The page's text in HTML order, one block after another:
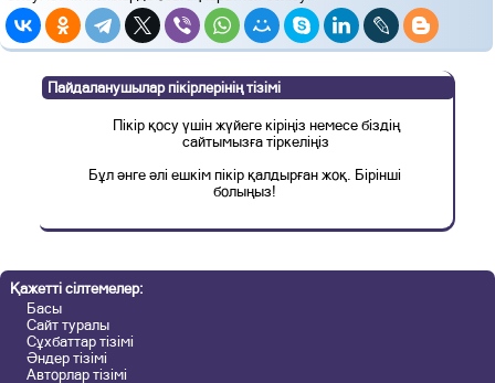
Пайдаланушылар пікірлерінің тізімі
Пікір қосу үшін жүйеге кіріңіз немесе біздің
сайтымызға тіркеліңіз
Бұл әнге әлі ешкім пікір қалдырған жоқ. Бірінші
болыңыз!
Қажетті сілтемелер:
Басы
Сайт туралы
Сұхбаттар тізімі
Әндер тізімі
Авторлар тізімі